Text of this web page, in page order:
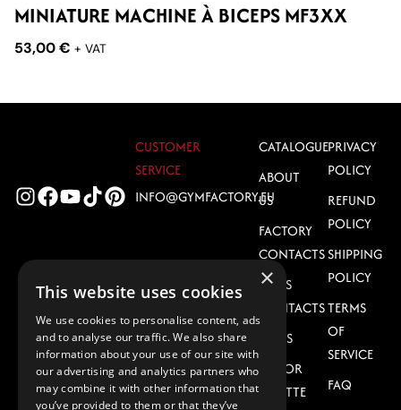
MINIATURE MACHINE À BICEPS MF3XX
53,00€ + VAT
CATALOGUE
ABOUT
US
FACTORY
CONTACTS
SALES
CONTACTS
NEWS
COLOR
PALETTE
CUSTOMER
SERVICE
INFO@GYMFACTORY.EU
DOWNLOAD
CATALOG
GF EQUIPMENT
CATALOG 2026
(PDF)
PRIVACY
POLICY
REFUND
POLICY
SHIPPING
POLICY
TERMS
OF
SERVICE
FAQ
×
This website uses cookies
We use cookies to personalise content, ads
and to analyse our traffic. We also share
information about your use of our site with
our advertising and analytics partners who
may combine it with other information that
you’ve provided to them or that they’ve